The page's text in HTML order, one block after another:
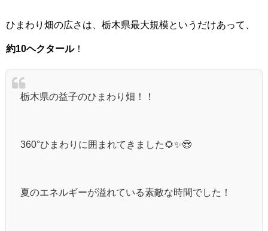
ひまわり畑の広さは、栃木県最大規模というだけあって、
約10ヘクタール！
栃木県の益子のひまわり畑！！
360°ひまわりに囲まれてきました🌻✨😍
夏のエネルギーが溢れている素敵な時間でした！